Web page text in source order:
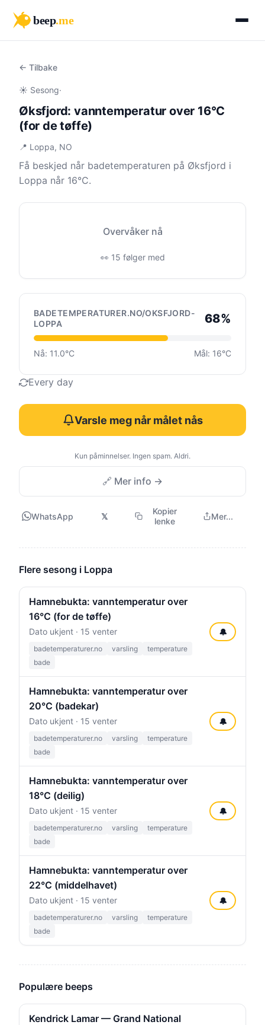
beep.me
← Tilbake
☀️ Sesong·
Øksfjord: vanntemperatur over 16°C
(for de tøffe)
📍 Loppa, NO
Få beskjed når badetemperaturen på Øksfjord i
Loppa når 16°C.
Overvåker nå
👀 15 følger med
BADETEMPERATURER.NO/OKSFJORD-
LOPPA
68%
Nå: 11.0°C Mål: 16°C
Every day
Varsle meg når målet nås
Kun påminnelser. Ingen spam. Aldri.
🔗 Mer info →
WhatsApp 𝕏
Kopier
lenke
Mer...
Flere sesong i Loppa
Hamnebukta: vanntemperatur over
16°C (for de tøffe)
Dato ukjent · 15 venter
badetemperaturer.no varsling
temperature
bade
🔔
Hamnebukta: vanntemperatur over
20°C (badekar)
Dato ukjent · 15 venter
badetemperaturer.no varsling
temperature
bade
🔔
Hamnebukta: vanntemperatur over
18°C (deilig)
Dato ukjent · 15 venter
badetemperaturer.no varsling
temperature
bade
🔔
Hamnebukta: vanntemperatur over
22°C (middelhavet)
Dato ukjent · 15 venter
badetemperaturer.no varsling
temperature
bade
🔔
Populære beeps
Kendrick Lamar — Grand National